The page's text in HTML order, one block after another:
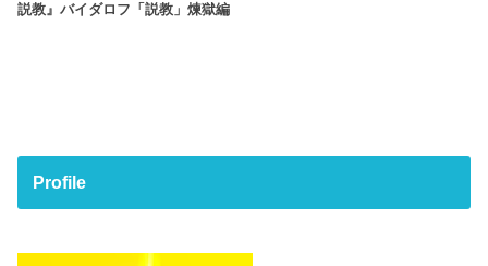
説教』バイダロフ「説教」煉獄編
Profile